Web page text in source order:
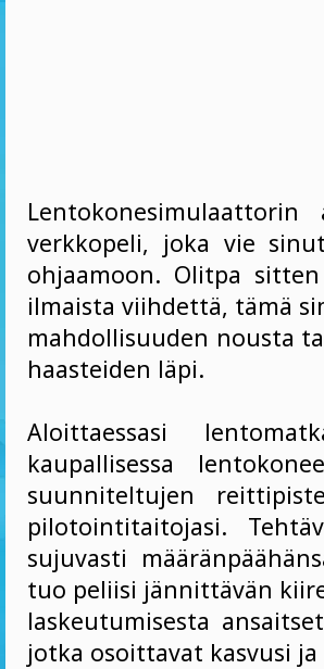
verkkopeli, joka vie
ohjaamoon. Olitpa
ilmaista viihdettä, tämä
mahdollisuuden nousta
haasteiden läpi.
Aloittaessasi
kaupallisessa
suunniteltujen
pilotointitaitojasi.
sujuvasti
tuo peliisi jännittävän
laskeutumisesta
jotka osoittavat kasvusi